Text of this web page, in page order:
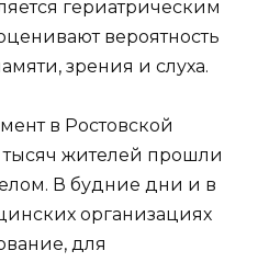
гериатрическим
вероятность
зрения и слуха.
в Ростовской
тысяч жителей прошли
В будние дни и в
организациях
для